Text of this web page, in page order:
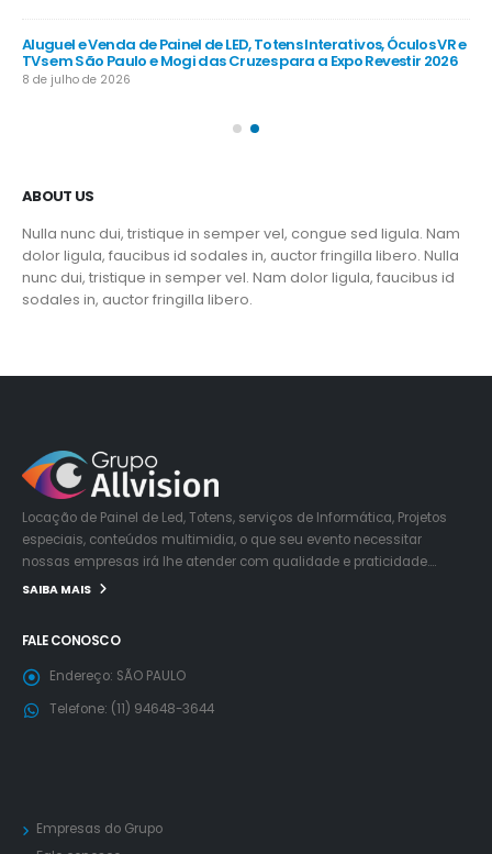
Aluguel e Venda de Painel de LED, Totens Interativos, Óculos VR e
TVs em São Paulo e Mogi das Cruzes para a Expo Revestir 2026
8 de julho de 2026
ABOUT US
Nulla nunc dui, tristique in semper vel, congue sed ligula. Nam
dolor ligula, faucibus id sodales in, auctor fringilla libero. Nulla
nunc dui, tristique in semper vel. Nam dolor ligula, faucibus id
sodales in, auctor fringilla libero.
Locação de Painel de Led, Totens, serviços de Informática, Projetos
especiais, conteúdos multimidia, o que seu evento necessitar
nossas empresas irá lhe atender com qualidade e praticidade….
SAIBA MAIS
FALE CONOSCO
Endereço: SÃO PAULO
Telefone: (11) 94648-3644
Empresas do Grupo